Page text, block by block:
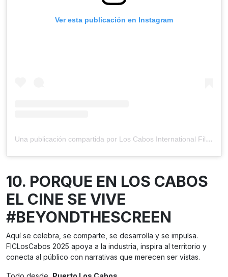
Ver esta publicación en Instagram
Una publicación compartida por Los Cabos International Film Festival (@loscabosiff)
10. PORQUE EN LOS CABOS
EL CINE SE VIVE
#BEYONDTHESCREEN
Aquí se celebra, se comparte, se desarrolla y se impulsa.
FICLosCabos 2025 apoya a la industria, inspira al territorio y
conecta al público con narrativas que merecen ser vistas.